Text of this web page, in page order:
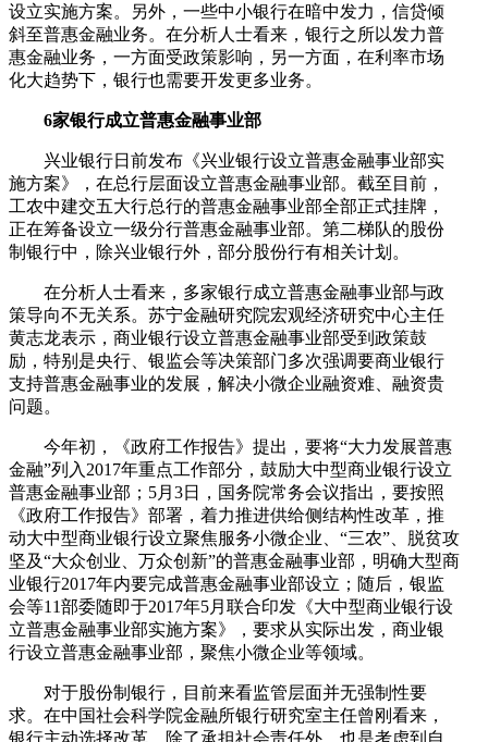
设立实施方案。另外，一些中小银行在暗中发力，信贷倾
斜至普惠金融业务。在分析人士看来，银行之所以发力普
惠金融业务，一方面受政策影响，另一方面，在利率市场
化大趋势下，银行也需要开发更多业务。
6家银行成立普惠金融事业部
兴业银行日前发布《兴业银行设立普惠金融事业部实
施方案》，在总行层面设立普惠金融事业部。截至目前，
工农中建交五大行总行的普惠金融事业部全部正式挂牌，
正在筹备设立一级分行普惠金融事业部。第二梯队的股份
制银行中，除兴业银行外，部分股份行有相关计划。
在分析人士看来，多家银行成立普惠金融事业部与政
策导向不无关系。苏宁金融研究院宏观经济研究中心主任
黄志龙表示，商业银行设立普惠金融事业部受到政策鼓
励，特别是央行、银监会等决策部门多次强调要商业银行
支持普惠金融事业的发展，解决小微企业融资难、融资贵
问题。
今年初，《政府工作报告》提出，要将“大力发展普惠
金融”列入2017年重点工作部分，鼓励大中型商业银行设立
普惠金融事业部；5月3日，国务院常务会议指出，要按照
《政府工作报告》部署，着力推进供给侧结构性改革，推
动大中型商业银行设立聚焦服务小微企业、“三农”、脱贫攻
坚及“大众创业、万众创新”的普惠金融事业部，明确大型商
业银行2017年内要完成普惠金融事业部设立；随后，银监
会等11部委随即于2017年5月联合印发《大中型商业银行设
立普惠金融事业部实施方案》，要求从实际出发，商业银
行设立普惠金融事业部，聚焦小微企业等领域。
对于股份制银行，目前来看监管层面并无强制性要
求。在中国社会科学院金融所银行研究室主任曾刚看来，
银行主动选择改革，除了承担社会责任外，也是考虑到自